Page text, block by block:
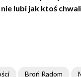
lubi jak ktoś
Broń Radom